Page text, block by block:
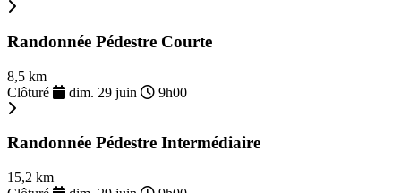
Randonnée Pédestre Courte
8,5 km
Clôturé
dim. 29 juin 9h00
Randonnée Pédestre Intermédiaire
15,2 km